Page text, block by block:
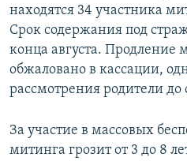
находятся 34 участника
Срок содержания под
конца августа. Продление
обжаловано в кассации,
рассмотрения родители
За участие в массовых
митинга грозит от 3 до 8